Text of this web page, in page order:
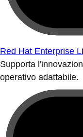
Red Hat Enterprise
Supporta
operativo adattabile.